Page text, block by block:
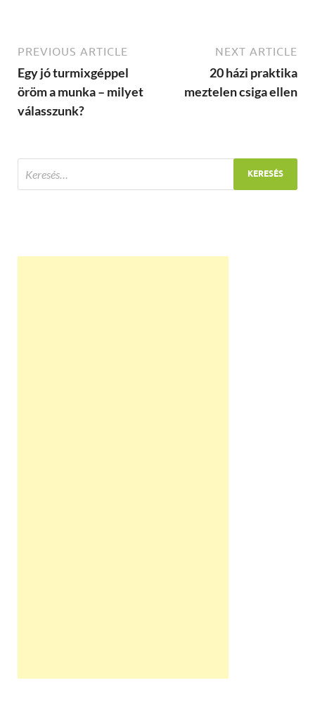
PREVIOUS ARTICLE
Egy jó turmixgéppel
öröm a munka – milyet
válasszunk?
NEXT ARTICLE
20 házi praktika
meztelen csiga ellen